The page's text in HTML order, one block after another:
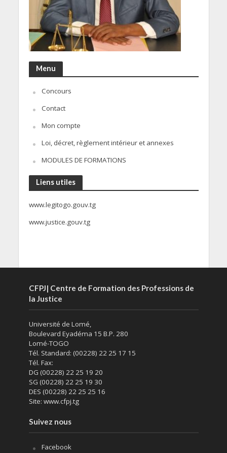
Menu
Concours
Contact
Mon compte
Loi, décret, règlement intérieur et annexes
MODULES DE FORMATIONS
Liens utiles
www.legitogo.gouv.tg
www.justice.gouv.tg
CFPJ| Centre de Formation des Professions de
la Justice
Université de Lomé,
Boulevard Eyadéma 15 B.P. 280
Lomé-TOGO
Tél. Standard: (00228) 22 25 17 15
Tél. Fax:
DG (00228) 22 25 19 20
SG (00228) 22 25 19 30
DES (00228) 22 25 25 16
Site: www.cfpj.tg
Suivez nous
Facebook